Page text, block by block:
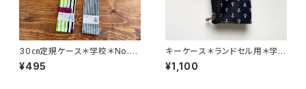
30㎝定規ケース＊学校＊No.6
299＊9763.9770＊Happy H
ause
¥495
キーケース＊ランドセル用＊学校
＊NO.6330＊3291＊ohariko
¥1,100